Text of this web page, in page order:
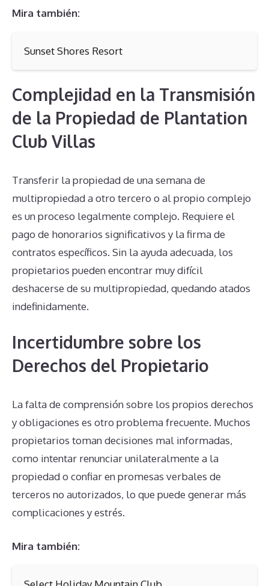
Mira también:
Sunset Shores Resort
Complejidad en la Transmisión
de la Propiedad de Plantation
Club Villas
Transferir la propiedad de una semana de
multipropiedad a otro tercero o al propio complejo
es un proceso legalmente complejo. Requiere el
pago de honorarios significativos y la firma de
contratos específicos. Sin la ayuda adecuada, los
propietarios pueden encontrar muy difícil
deshacerse de su multipropiedad, quedando atados
indefinidamente.
Incertidumbre sobre los
Derechos del Propietario
La falta de comprensión sobre los propios derechos
y obligaciones es otro problema frecuente. Muchos
propietarios toman decisiones mal informadas,
como intentar renunciar unilateralmente a la
propiedad o confiar en promesas verbales de
terceros no autorizados, lo que puede generar más
complicaciones y estrés.
Mira también: